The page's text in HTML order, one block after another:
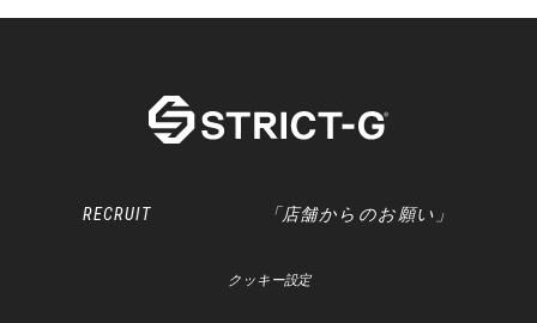
RECRUIT 「店舗からのお願い」
クッキー設定